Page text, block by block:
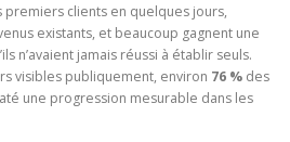
premiers clients en quelques jours,
existants, et beaucoup gagnent une
n’avaient jamais réussi à établir seuls.
visibles publiquement, environ 76 % des
une progression mesurable dans les